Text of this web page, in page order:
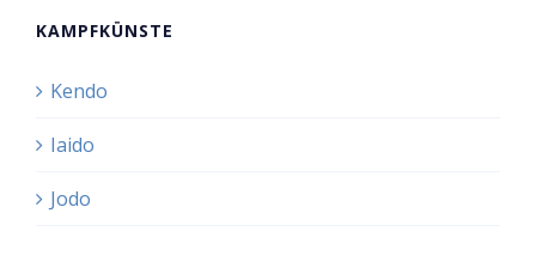
KAMPFKÜNSTE
Kendo
Iaido
Jodo